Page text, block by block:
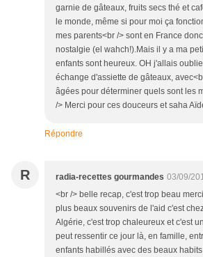
garnie de gâteaux, fruits secs thé et
le monde, même si pour moi ça
mes parents<br /> sont en France
nostalgie (el wahch!).Mais il y a ma
enfants sont heureux. OH j'allais
échange d'assiette de gâteaux,
âgées pour déterminer quels sont les
/> Merci pour ces douceurs et saha
Répondre
R radia-recettes gourmandes 03/09/
<br /> belle recap, c'est trop beau
plus beaux souvenirs de l'aid c'est
Algérie, c'est trop chaleureux et c'est
peut ressentir ce jour là, en famille,
enfants habillés avec des beaux